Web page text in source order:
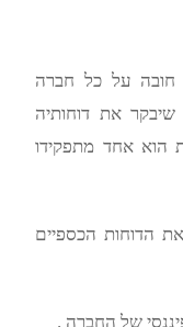
– 1999, מטיל חובה על כל חברה
את דוחותיה
הוא אחד מתפקידו
הדוחות הכספיים
של החברה .